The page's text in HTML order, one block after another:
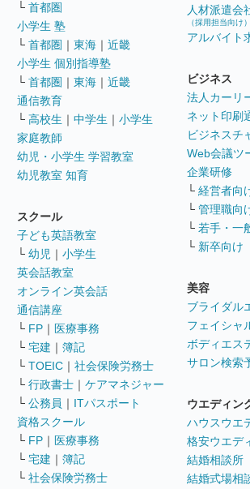
└ 首都圏
小学生 塾
└ 首都圏 ｜ 東海 ｜ 近畿
小学生 個別指導塾
└ 首都圏 ｜ 東海 ｜ 近畿
通信教育
└ 高校生 ｜ 中学生 ｜ 小学生
家庭教師
幼児・小学生 学習教室
幼児教室 知育
スクール
子ども英語教室
└ 幼児 ｜ 小学生
英会話教室
オンライン英会話
通信講座
└ FP ｜ 医療事務
└ 宅建 ｜ 簿記
└ TOEIC ｜ 社会保険労務士
└ 行政書士 ｜ ケアマネジャー
└ 公務員 ｜ ITパスポート
資格スクール
└ FP ｜ 医療事務
└ 宅建 ｜ 簿記
└ 社会保険労務士
人材派遣会
（採用担当向け）
アルバイト
ビジネス
法人カーリ
ネット印刷
ビジネスチ
Web会議ツ
企業研修
└ 経営者向
└ 管理職向
└ 若手・一
└ 新卒向け
美容
ブライダル
フェイシャ
ボディエス
サロン検索
ウエディン
ハウスウエ
格安ウエデ
結婚相談所
結婚式場相